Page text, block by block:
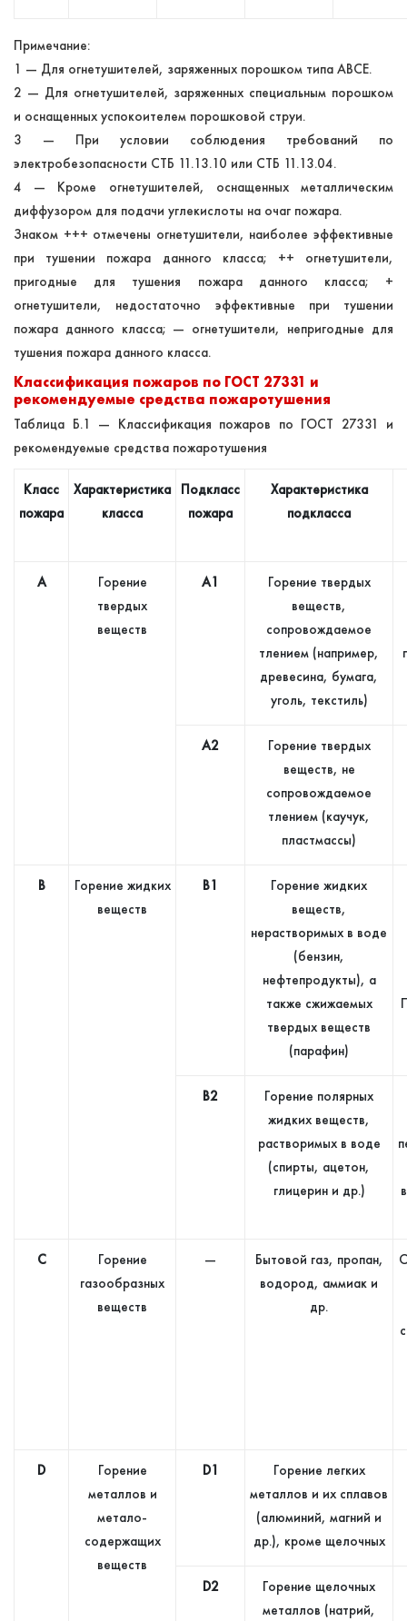
Примечание:
1 — Для огнетушителей, заряженных порошком типа АВСЕ.
2 — Для огнетушителей, заряженных специальным порошком
и оснащенных успокоителем порошковой струи.
3 — При условии соблюдения требований по
электробезопасности СТБ 11.13.10 или СТБ 11.13.04.
4 — Кроме огнетушителей, оснащенных металлическим
диффузором для подачи углекислоты на очаг пожара.
Знаком +++ отмечены огнетушители, наиболее эффективные
при тушении пожара данного класса; ++ огнетушители,
пригодные для тушения пожара данного класса; +
огнетушители, недостаточно эффективные при тушении
пожара данного класса; — огнетушители, непригодные для
тушения пожара данного класса.
Классификация пожаров по ГОСТ 27331 и
рекомендуемые средства пожаротушения
Таблица Б.1 — Классификация пожаров по ГОСТ 27331 и
рекомендуемые средства пожаротушения
Класс
пожара
Характеристика
класса
Подкласс
пожара
Характеристика
подкласса
А
Горение
твердых
веществ
А1
Горение твердых
веществ,
сопровождаемое
тлением (например,
древесина, бумага,
уголь, текстиль)
А2
Горение твердых
веществ, не
сопровождаемое
тлением (каучук,
пластмассы)
В
Горение жидких
веществ
В1
Горение жидких
веществ,
нерастворимых в воде
(бензин,
нефтепродукты), а
также сжижаемых
твердых веществ
(парафин)
В2
Горение полярных
жидких веществ,
растворимых в воде
(спирты, ацетон,
глицерин и др.)
С
Горение
газообразных
веществ
—
Бытовой газ, пропан,
водород, аммиак и
др.
D
Горение
металлов и
метало-
содержащих
веществ
D1
Горение легких
металлов и их сплавов
(алюминий, магний и
др.), кроме щелочных
D2
Горение щелочных
металлов (натрий,